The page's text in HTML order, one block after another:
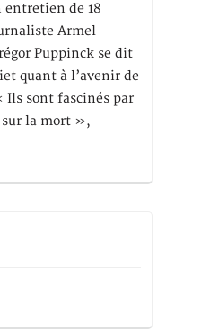
entretien de 18
Armel
Puppinck se dit
quant à l’avenir de
Ils sont fascinés par
la mort »,